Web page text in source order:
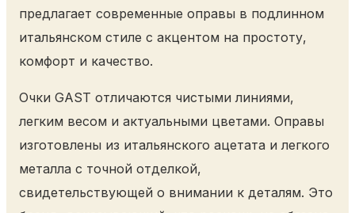
предлагает современные оправы в подлинном
итальянском стиле с акцентом на простоту,
комфорт и качество.
Очки GAST отличаются чистыми линиями,
легким весом и актуальными цветами. Оправы
изготовлены из итальянского ацетата и легкого
металла с точной отделкой,
свидетельствующей о внимании к деталям. Это